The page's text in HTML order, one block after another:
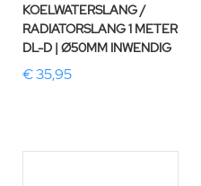
KOELWATERSLANG /
RADIATORSLANG 1 METER
DL-D | Ø50MM INWENDIG
€ 35,95